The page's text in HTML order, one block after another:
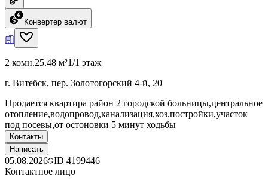
Конвертер валют
2 комн.25.48 м²1/1 этаж
г. Витебск, пер. Золотогорский 4-й, 20
Продается квартира район 2 городской больницы,центральное
отопление,водопровод,канализация,хоз.постройки,участок
под посевы,от остоновки 5 минут ходьбы
Контакты
Написать
05.08.2026 ID 4199446
Контактное лицо